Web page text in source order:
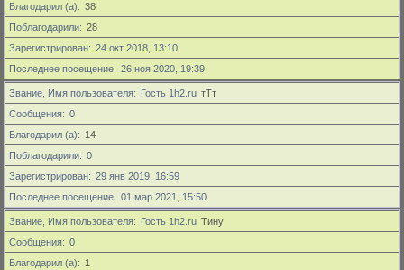
Благодарил (а)
38
Поблагодарили
28
Зарегистрирован
24 окт 2018, 13:10
Последнее посещение
26 ноя 2020, 19:39
Звание, Имя пользователя Гость 1h2.ru тТт
Сообщения
0
Благодарил (а)
14
Поблагодарили
0
Зарегистрирован
29 янв 2019, 16:59
Последнее посещение
01 мар 2021, 15:50
Звание, Имя пользователя Гость 1h2.ru Тину
Сообщения
0
Благодарил (а)
1